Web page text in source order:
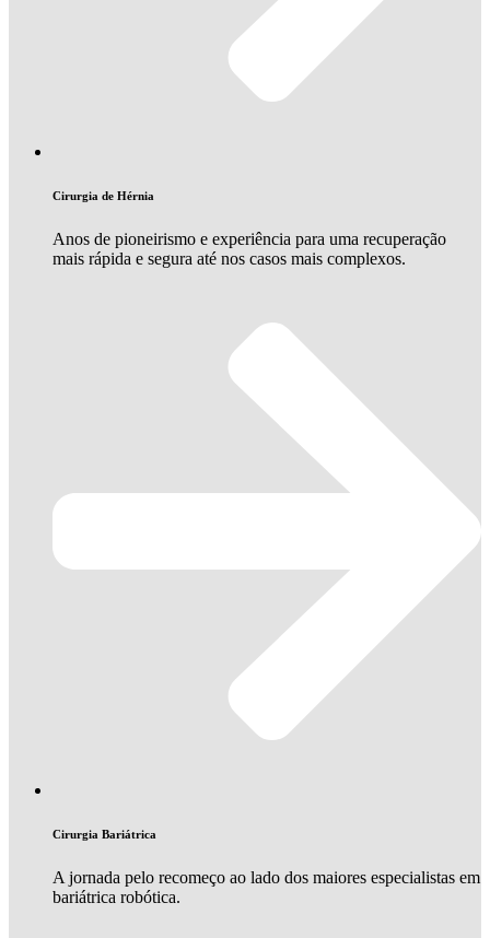
Cirurgia de Hérnia
Anos de pioneirismo e experiência para uma recuperação
mais rápida e segura até nos casos mais complexos.
Cirurgia Bariátrica
A jornada pelo recomeço ao lado dos maiores especialistas em
bariátrica robótica.